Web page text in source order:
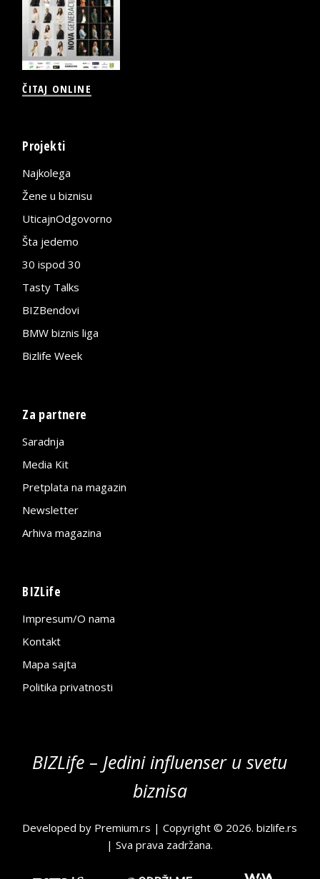
ČITAJ ONLINE
Projekti
Najkolega
Žene u biznisu
UticajnOdgovorno
Šta jedemo
30 ispod 30
Tasty Talks
BIZBendovi
BMW biznis liga
Bizlife Week
Za partnere
Saradnja
Media Kit
Pretplata na magazin
Newsletter
Arhiva magazina
BIZLife
Impresum/O nama
Kontakt
Mapa sajta
Politika privatnosti
BIZLife – Jedini influenser u svetu
biznisa
Developed by Premium.rs | Copyright © 2026.bizlife.rs
| Sva prava zadržana.